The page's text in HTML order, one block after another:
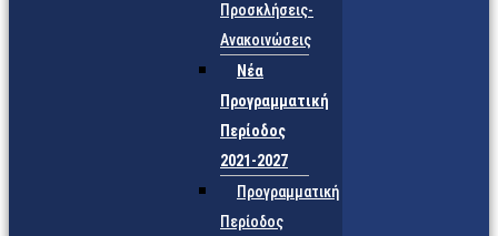
Προσκλήσεις-
Ανακοινώσεις
Νέα
Προγραμματική
Περίοδος
2021-2027
Προγραμματική
Περίοδος